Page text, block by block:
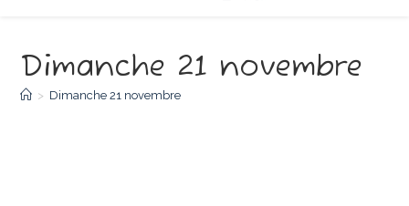
Dimanche 21 novembre
> Dimanche 21 novembre